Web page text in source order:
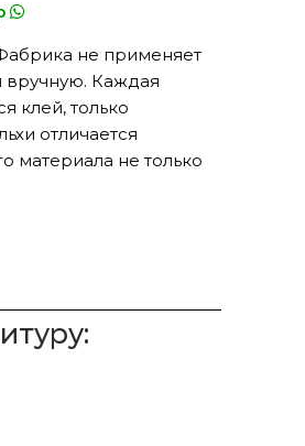
не применяет
Каждая
клей, только
отличается
материала не только